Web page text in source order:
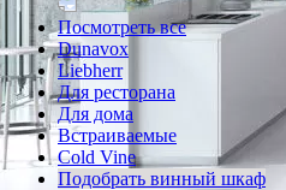
Посмотреть все
Dunavox
Liebherr
Для ресторана
Для дома
Встраиваемые
Cold Vine
Подобрать винный шкаф